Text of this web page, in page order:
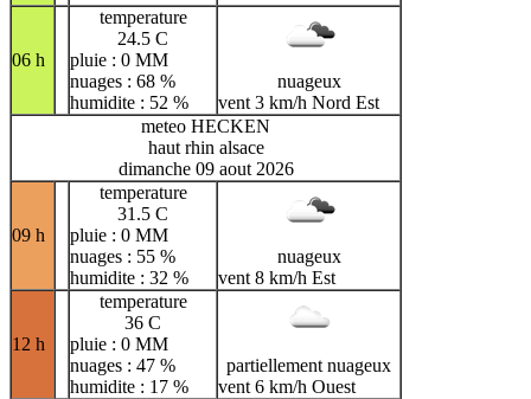
06 h
temperature
24.5 C
pluie : 0 MM
nuages : 68 %
humidite : 52 %
nuageux
vent 3 km/h Nord Est
meteo HECKEN
haut rhin alsace
dimanche 09 aout 2026
09 h
temperature
31.5 C
pluie : 0 MM
nuages : 55 %
humidite : 32 %
nuageux
vent 8 km/h Est
12 h
temperature
36 C
pluie : 0 MM
nuages : 47 %
humidite : 17 %
partiellement nuageux
vent 6 km/h Ouest